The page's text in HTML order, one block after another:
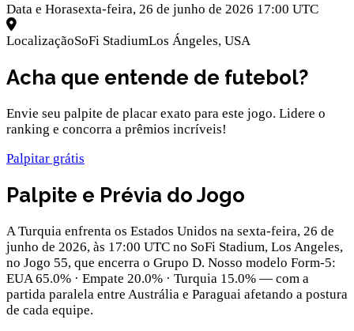
Data e Horasexta-feira, 26 de junho de 2026 17:00 UTC
LocalizaçãoSoFi StadiumLos Ángeles, USA
Acha que entende de futebol?
Envie seu palpite de placar exato para este jogo. Lidere o
ranking e concorra a prêmios incríveis!
Palpitar grátis
Palpite e Prévia do Jogo
A Turquia enfrenta os Estados Unidos na sexta-feira, 26 de
junho de 2026, às 17:00 UTC no SoFi Stadium, Los Angeles,
no Jogo 55, que encerra o Grupo D. Nosso modelo Form-5:
EUA 65.0% · Empate 20.0% · Turquia 15.0% — com a
partida paralela entre Austrália e Paraguai afetando a postura
de cada equipe.